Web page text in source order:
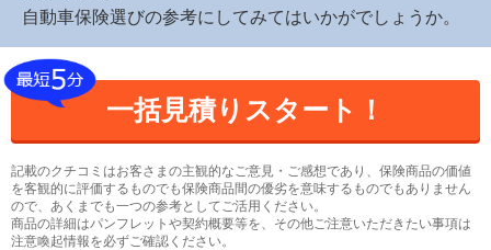
自動車保険選びの参考にしてみてはいかがでしょうか。
一括見積りスタート！
記載のクチコミはお客さまの主観的なご意見・ご感想であり、保険商品の価値
を客観的に評価するものでも保険商品間の優劣を意味するものでもありません
ので、あくまでも一つの参考としてご活用ください。
商品の詳細はパンフレットや契約概要等を、その他ご注意いただきたい事項は
注意喚起情報を必ずご確認ください。